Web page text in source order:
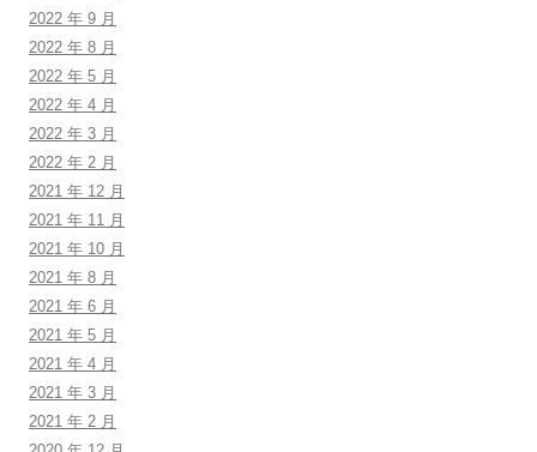
2022 年 9 月
2022 年 8 月
2022 年 5 月
2022 年 4 月
2022 年 3 月
2022 年 2 月
2021 年 12 月
2021 年 11 月
2021 年 10 月
2021 年 8 月
2021 年 6 月
2021 年 5 月
2021 年 4 月
2021 年 3 月
2021 年 2 月